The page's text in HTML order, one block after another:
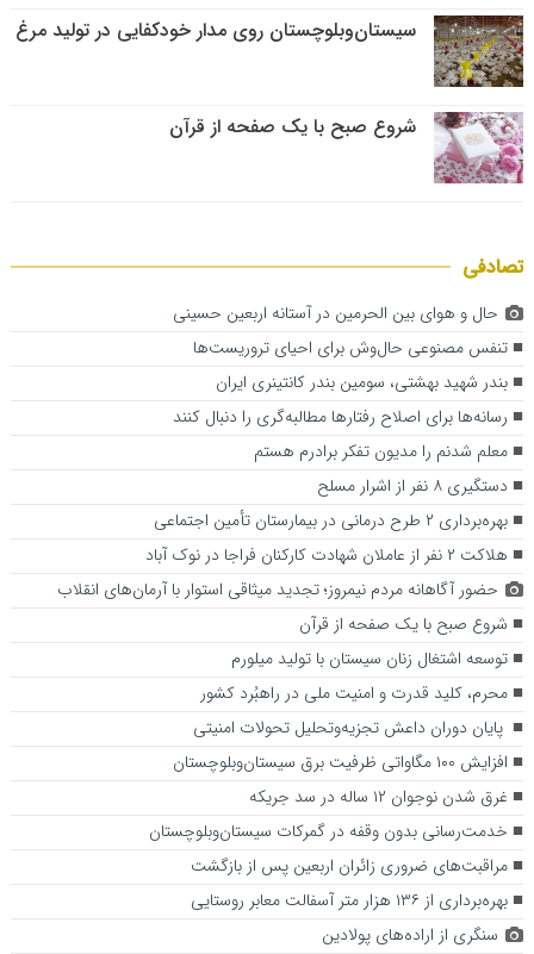
سیستان‌وبلوچستان روی مدار خودکفایی در تولید مرغ
شروع صبح با یک صفحه از قرآن
تصادفی
حال و هوای بین الحرمین در آستانه اربعین حسینی
تنفس مصنوعی حال‌وش برای احیای تروریست‌ها
بندر شهید بهشتی، سومین بندر کانتینری ایران
رسانه‌ها برای اصلاح رفتارها مطالبه‌گری را دنبال کنند
معلم شدنم را مدیون تفکر برادرم هستم
دستگیری ۸ نفر از اشرار مسلح
بهره‌برداری ۲ طرح درمانی در بیمارستان تأمین اجتماعی
هلاکت ۲ نفر از عاملان شهادت کارکنان فراجا در نوک آباد ️
حضور آگاهانه مردم نیمروز؛ تجدید میثاقی استوار با آرمان‌های انقلاب
شروع صبح با یک صفحه از قرآن
توسعه اشتغال زنان سیستان با تولید میلورم
محرم، کلید قدرت و امنیت ملی در راهبُرد کشور
پایان دوران داعش تجزیه‌وتحلیل تحولات امنیتی
افزایش ۱۰۰ مگاواتی ظرفیت برق سیستان‌وبلوچستان
غرق شدن نوجوان ۱۲ ساله در سد جریکه
خدمت‌رسانی بدون وقفه در گمرکات سیستان‌وبلوچستان
مراقبت‌های ضروری زائران اربعین پس از بازگشت
بهره‌برداری از ۱۳۶ هزار متر آسفالت معابر روستایی
سنگری از اراده‌های پولادین